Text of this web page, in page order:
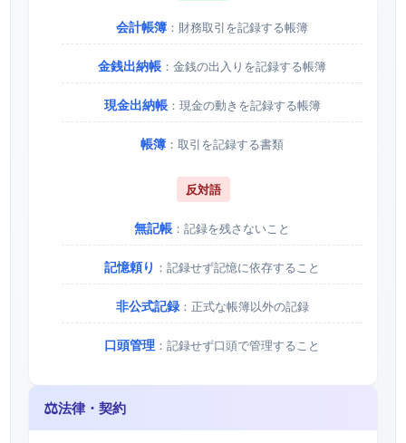
会計帳簿 ：財務取引を記録する帳簿
金銭出納帳 ：金銭の出入りを記録する帳簿
現金出納帳：現金の動きを記録する帳簿
帳簿 ：取引を記録する書類
反対語
無記帳 ：記録を残さないこと
記憶頼り ：記録せず記憶に依存すること
非公式記録：正式な帳簿以外の記録
口頭管理 ：記録せず口頭で管理すること
⚖️法律・契約